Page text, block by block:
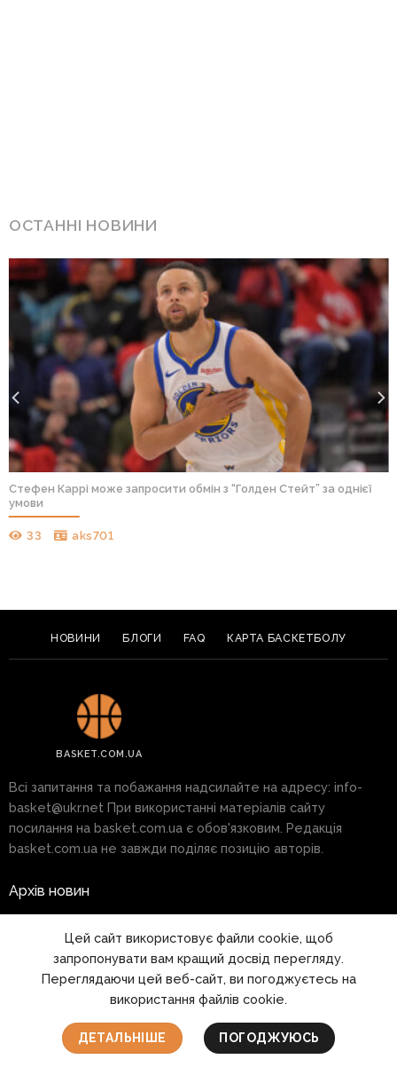
ОСТАННІ НОВИНИ
Стефен Каррі може запросити обмін з “Голден Стейт” за однієї
умови
33 aks701
НОВИНИ БЛОГИ FAQ КАРТА БАСКЕТБОЛУ
BASKET.COM.UA
Всі запитання та побажання надсилайте на адресу: info-
basket@ukr.net При використанні матеріалів сайту
посилання на basket.com.ua є обов'язковим. Редакція
basket.com.ua не завжди поділяє позицію авторів.
Архів новин
Правила
1999 - 2026 © www.basket.com.ua
Цей сайт використовує файли cookie, щоб
запропонувати вам кращий досвід перегляду.
Переглядаючи цей веб-сайт, ви погоджуєтесь на
використання файлів cookie.
ДЕТАЛЬНІШЕ ПОГОДЖУЮСЬ